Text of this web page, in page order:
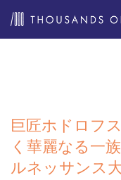
巨匠ホドロフ
く華麗なる一族
ルネッサンス